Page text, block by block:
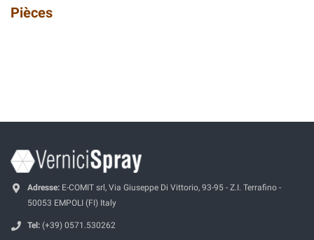
Pièces
Adresse: E-COMIT srl, Via Giuseppe Di Vittorio, 93-95 - Z.I. Terrafino -
50053 EMPOLI (FI) Italy
Tel: (+39) 0571.530262